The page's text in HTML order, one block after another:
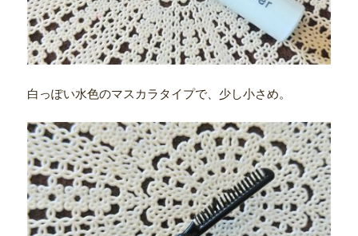
白っぽい水色のマスカラタイプで、少し小さめ。